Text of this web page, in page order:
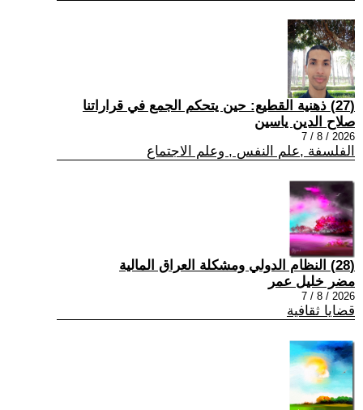
(27) ذهنية القطيع: حين يتحكم الجمع في قراراتنا
صلاح الدين ياسين
2026 / 8 / 7
الفلسفة ,علم النفس , وعلم الاجتماع
(28) النظام الدولي ومشكلة العراق المالية
مضر خليل عمر
2026 / 8 / 7
قضايا ثقافية